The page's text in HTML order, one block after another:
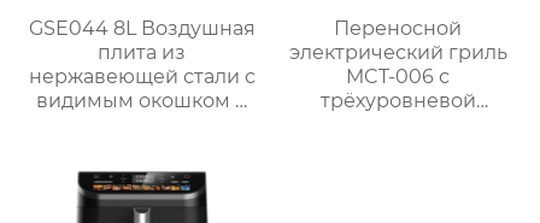
GSE044 8L Воздушная
плита из
нержавеющей стали с
видимым окошком и
Переносной
электрический гриль
MCT-006 с
трёхуровневой